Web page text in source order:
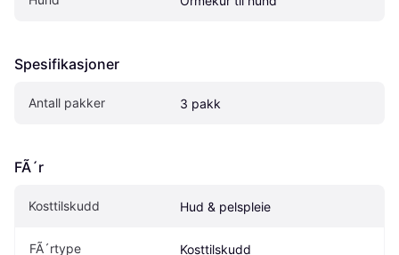
Spesifikasjoner
Antall pakker 3 pakk
FÃ´r
Kosttilskudd Hud & pelspleie
FÃ´rtype Kosttilskudd